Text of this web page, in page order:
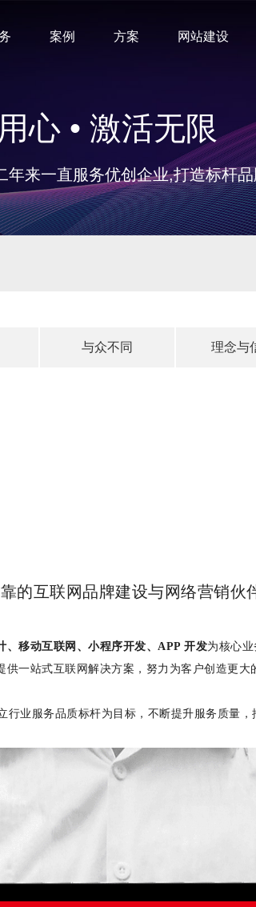
案例 方案 网站建设
用心 • 激活无限
年来一直服务优创企业,打造标杆
与众不同 理念与
的互联网品牌建设与网络营销伙
、移动互联网、小程序开发、APP 开发为核心
供一站式互联网解决方案，努力为客户创造更大
行业服务品质标杆为目标，不断提升服务质量，